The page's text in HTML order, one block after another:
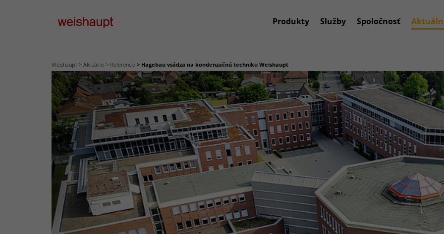
Produkty Služby Spoločnosť
Weishaupt Aktuálne Referencie Hagebau vsádza na kondenzačnú techniku Weishaupt